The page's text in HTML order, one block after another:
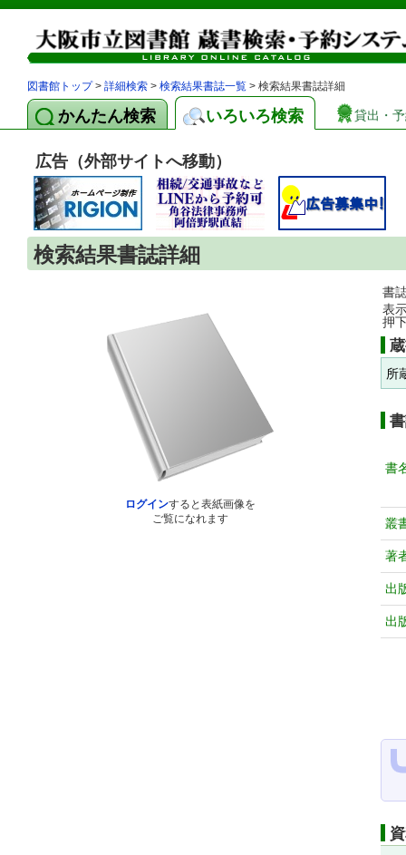
図書館トップ> 詳細検索 > 検索結果書誌一覧 > 検索結果書誌詳細
かんたん検索 いろいろ検索 貸出・
広告（外部サイトへ移動）
検索結果書誌詳細
ログインすると表紙画像を
ご覧になれます
書
表
押
所
書
叢
著
出
出